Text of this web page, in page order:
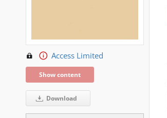
Access Limited
Show content
Download